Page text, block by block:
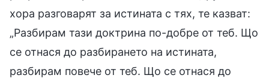
хора разговарят за истината с тях, те казват:
„Разбирам тази доктрина по-добре от теб. Що
се отнася до разбирането на истината,
разбирам повече от теб. Що се отнася до